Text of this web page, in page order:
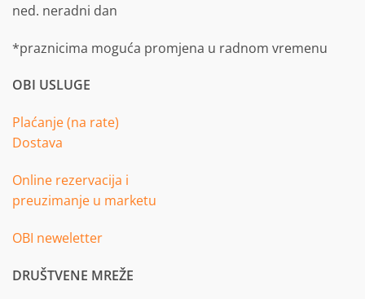
ned. neradni dan
*praznicima moguća promjena u radnom vremenu
OBI USLUGE
Plaćanje (na rate)
Dostava
Online rezervacija i
preuzimanje u marketu
OBI neweletter
DRUŠTVENE MREŽE